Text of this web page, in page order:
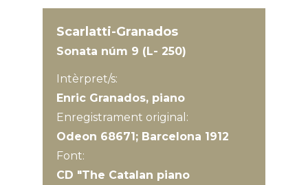
Scarlatti-Granados
Sonata núm 9 (L- 250)
Intèrpret/s:
Enric Granados, piano
Enregistrament original:
Odeon 68671; Barcelona 1912
Font:
CD "The Catalan piano